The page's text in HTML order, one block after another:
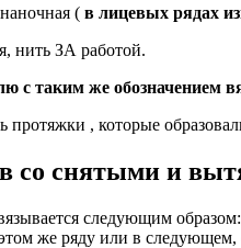
( в лицевых рядах
нить ЗА работой.
с таким же обозначением
протяжки , которые
со снятыми и
следующим
же ряду или в следующем,